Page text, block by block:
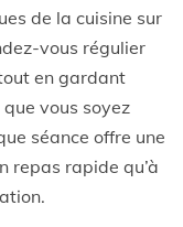
de la cuisine sur
vous régulier
en gardant
vous soyez
séance offre une
repas rapide qu’à